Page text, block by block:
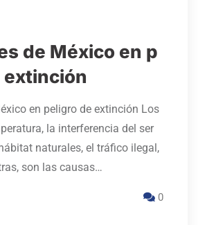
de México en p
extinción
en peligro de extinción Los
la interferencia del ser
naturales, el tráfico ilegal,
son las causas…
0